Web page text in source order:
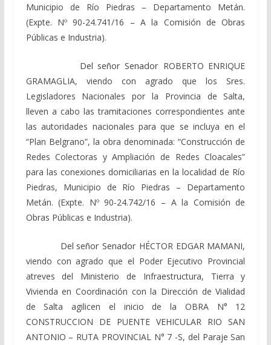
Municipio de Río Piedras – Departamento Metán.
(Expte. Nº 90-24.741/16 – A la Comisión de Obras
Públicas e Industria).
Del señor Senador ROBERTO ENRIQUE
GRAMAGLIA, viendo con agrado que los Sres.
Legisladores Nacionales por la Provincia de Salta,
lleven a cabo las tramitaciones correspondientes ante
las autoridades nacionales para que se incluya en el
“Plan Belgrano”, la obra denominada: “Construcción de
Redes Colectoras y Ampliación de Redes Cloacales”
para las conexiones domiciliarias en la localidad de Río
Piedras, Municipio de Río Piedras – Departamento
Metán. (Expte. Nº 90-24.742/16 – A la Comisión de
Obras Públicas e Industria).
Del señor Senador HÉCTOR EDGAR MAMANI,
viendo con agrado que el Poder Ejecutivo Provincial
atreves del Ministerio de Infraestructura, Tierra y
Vivienda en Coordinación con la Dirección de Vialidad
de Salta agilicen el inicio de la OBRA N° 12
CONSTRUCCION DE PUENTE VEHICULAR RIO SAN
ANTONIO – RUTA PROVINCIAL N° 7 -S, del Paraje San